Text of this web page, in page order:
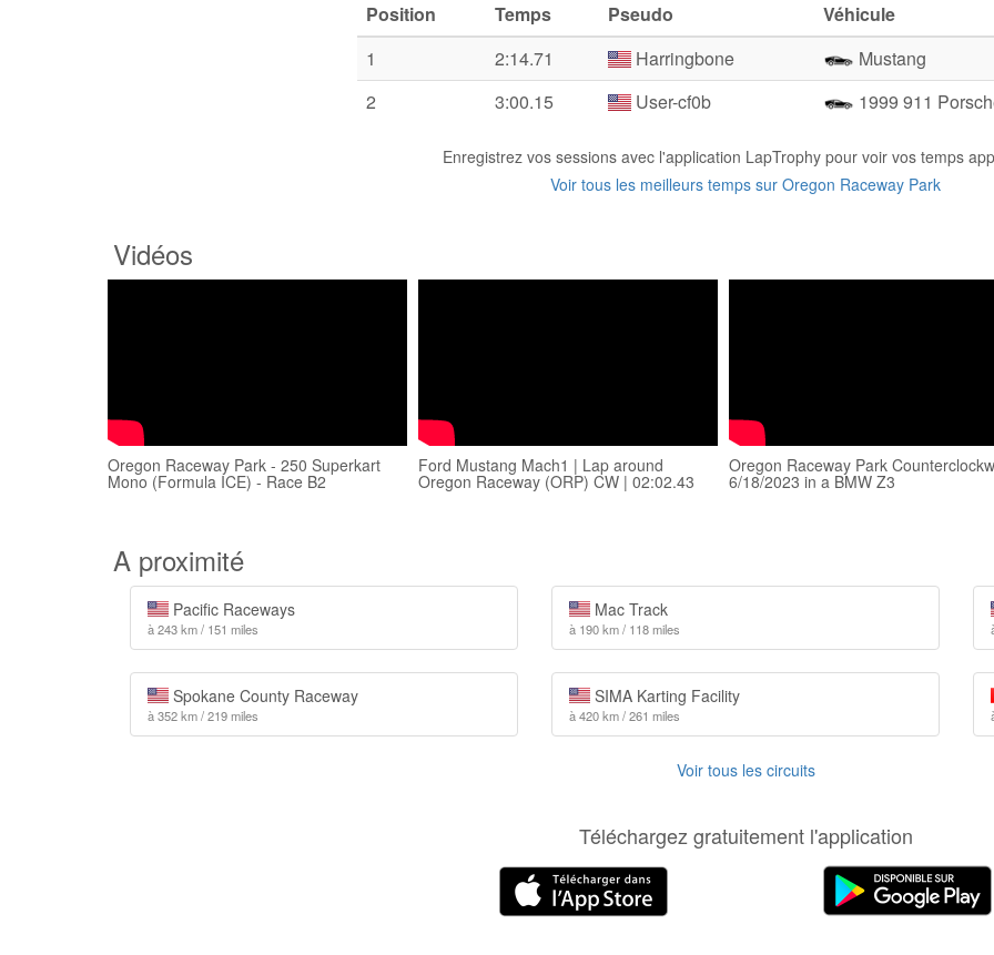
Position Temps Pseudo
Véhicule
1
2:14.71 Harringbone
Mustang
2
3:00.15 User-cf0b 1999 911
Enregistrez vos sessions avec l'application LapTrophy pour voir vos temps
Voir tous les meilleurs temps sur Oregon Raceway Park
Vidéos
Oregon Raceway Park - 250 Superkart
Mono (Formula ICE) - Race B2
Ford Mustang Mach1 | Lap around
Oregon Raceway (ORP) CW | 02:02.43
Oregon Raceway Park
6/18/2023 in a BMW Z3
A proximité
Pacific Raceways
à 243 km / 151 miles
Mac Track
à 190 km / 118 miles
Spokane County Raceway
à 352 km / 219 miles
SIMA Karting Facility
à 420 km / 261 miles
Voir tous les circuits
Téléchargez gratuitement l'application